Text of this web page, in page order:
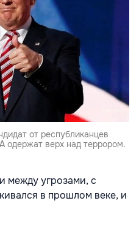
от республиканцев
одержат верх над террором.
между угрозами, с
в прошлом веке, и